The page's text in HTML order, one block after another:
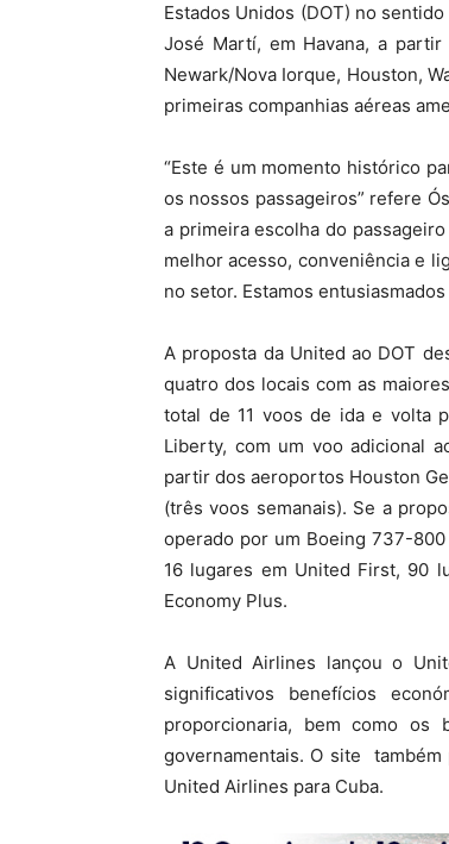
Estados Unidos (DOT) no
José Martí, em Havana, a
Newark/Nova Iorque, Houston,
primeiras companhias aéreas
“Este é um momento histórico
os nossos passageiros” refere
a primeira escolha do
melhor acesso, conveniência e
no setor. Estamos
A proposta da United ao DOT
quatro dos locais com as
total de 11 voos de ida e volta
Liberty, com um voo adicional
partir dos aeroportos Houston
(três voos semanais). Se a
operado por um Boeing 737-
16 lugares em United First, 90
Economy Plus.
A United Airlines lançou o
significativos benefícios
proporcionaria, bem como os
governamentais. O site
United Airlines para Cuba.